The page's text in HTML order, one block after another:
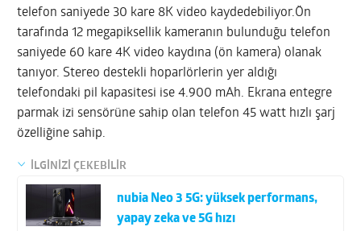
telefon saniyede 30 kare 8K video kaydedebiliyor.Ön
tarafında 12 megapiksellik kameranın bulunduğu telefon
saniyede 60 kare 4K video kaydına (ön kamera) olanak
tanıyor. Stereo destekli hoparlörlerin yer aldığı
telefondaki pil kapasitesi ise 4.900 mAh. Ekrana entegre
parmak izi sensörüne sahip olan telefon 45 watt hızlı şarj
özelliğine sahip.
İLGİNİZİ ÇEKEBİLİR
nubia Neo 3 5G: yüksek performans,
yapay zeka ve 5G hızı